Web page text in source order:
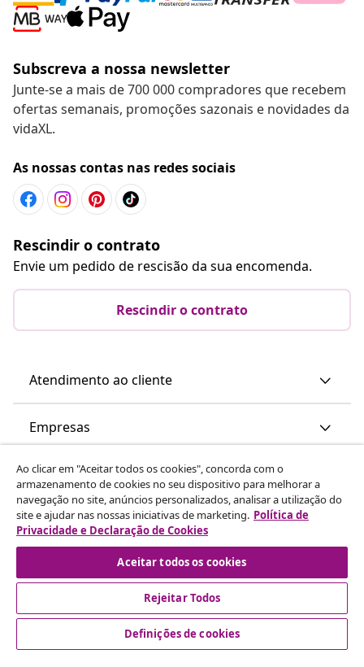
Subscreva a nossa newsletter
Junte-se a mais de 700 000 compradores que recebem
ofertas semanais, promoções sazonais e novidades da
vidaXL.
As nossas contas nas redes sociais
Rescindir o contrato
Envie um pedido de rescisão da sua encomenda.
Rescindir o contrato
Atendimento ao cliente
Empresas
vidaXL
Descubra mais
© 2008-2026 vidaXL www.vidaxl.pt é um site da vidaXL
Ao clicar em "Aceitar todos os cookies", concorda com o
armazenamento de cookies no seu dispositivo para melhorar a
navegação no site, anúncios personalizados, analisar a utilização do
site e ajudar nas nossas iniciativas de marketing. Política de
Privacidade e Declaração de Cookies
Aceitar todos os cookies
Rejeitar Todos
Definições de cookies